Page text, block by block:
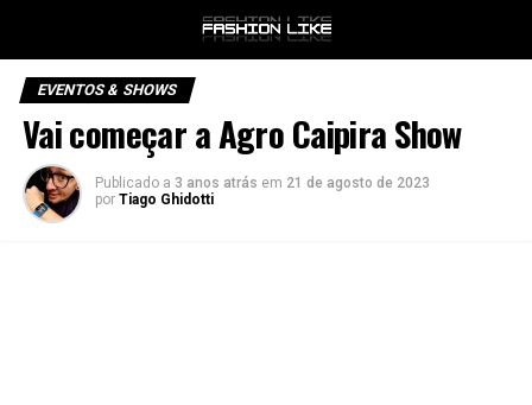
EVENTOS & SHOWS
Vai começar a Agro Caipira Show
Publicado a 3 anos atrás em 21 de agosto de 2023
por Tiago Ghidotti